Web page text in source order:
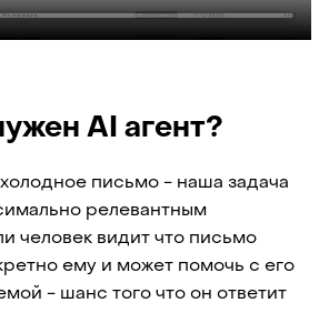
AI агент?
письмо - наша задача
релевантным
человек видит что письмо
ему и может помочь с его
- шанс того что он ответит